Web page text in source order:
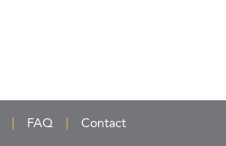
FAQ Contact